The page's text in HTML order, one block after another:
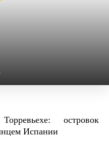
островок
Испании